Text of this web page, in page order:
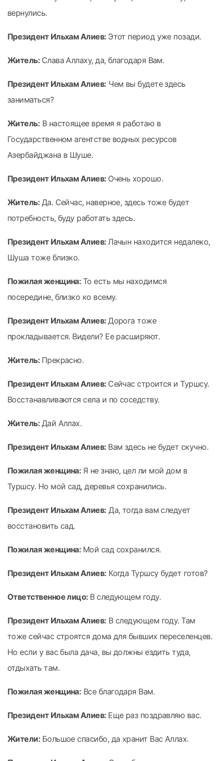
вернулись.
Президент Ильхам Алиев: Этот период уже позади.
Житель: Слава Аллаху, да, благодаря Вам.
Президент Ильхам Алиев: Чем вы будете здесь
заниматься?
Житель: В настоящее время я работаю в
Государственном агентстве водных ресурсов
Азербайджана в Шуше.
Президент Ильхам Алиев: Очень хорошо.
Житель: Да. Сейчас, наверное, здесь тоже будет
потребность, буду работать здесь.
Президент Ильхам Алиев:Лачын находится недалеко,
Шуша тоже близко.
Пожилая женщина: То есть мы находимся
посередине, близко ко всему.
Президент Ильхам Алиев:Дорога тоже
прокладывается. Видели? Ее расширяют.
Житель: Прекрасно.
Президент Ильхам Алиев: Сейчас строится и Туршсу.
Восстанавливаются села и по соседству.
Житель: Дай Аллах.
Президент Ильхам Алиев: Вам здесь не будет скучно.
Пожилая женщина: Я не знаю, цел ли мой дом в
Туршсу. Но мой сад, деревья сохранились.
Президент Ильхам Алиев: Да, тогда вам следует
восстановить сад.
Пожилая женщина: Мой сад сохранился.
Президент Ильхам Алиев: Когда Туршсу будет готов?
Ответственное лицо: В следующем году.
Президент Ильхам Алиев: В следующем году. Там
тоже сейчас строятся дома для бывших переселенцев.
Но если у вас была дача, вы должны ездить туда,
отдыхать там.
Пожилая женщина: Все благодаря Вам.
Президент Ильхам Алиев: Еще раз поздравляю вас.
Жители: Большое спасибо, да хранит Вас Аллах.